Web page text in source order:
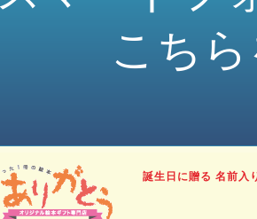
こち
誕生日に贈る 名前入